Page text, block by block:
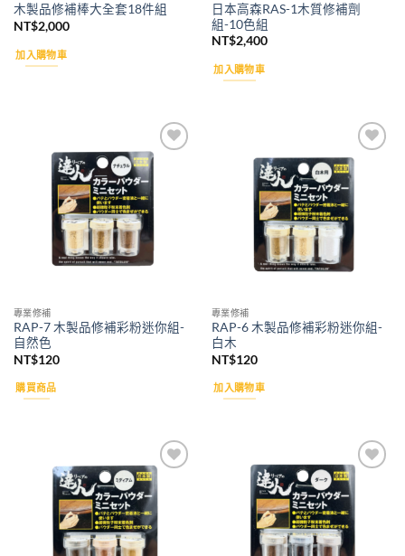
木製品修補棒大全套18件組
NT$2,000
加入購物車
日本高森RAS-1木質修補劑
組-10色組
NT$2,400
加入購物車
Add to
wishlist
專業修補
RAP-7 木製品修補彩粉迷你組-
自然色
NT$120
購買商品
Add to
wishlist
專業修補
RAP-6 木製品修補彩粉迷你組-
白木
NT$120
加入購物車
Add to
wishlist
Add to
wishlist